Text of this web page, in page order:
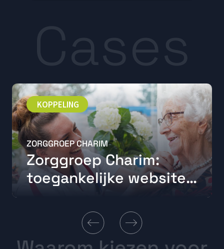
KOPPELING
ZORGGROEP CHARIM
Zorggroep Charim:
toegankelijke website